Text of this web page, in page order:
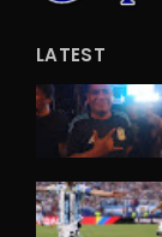
LATEST